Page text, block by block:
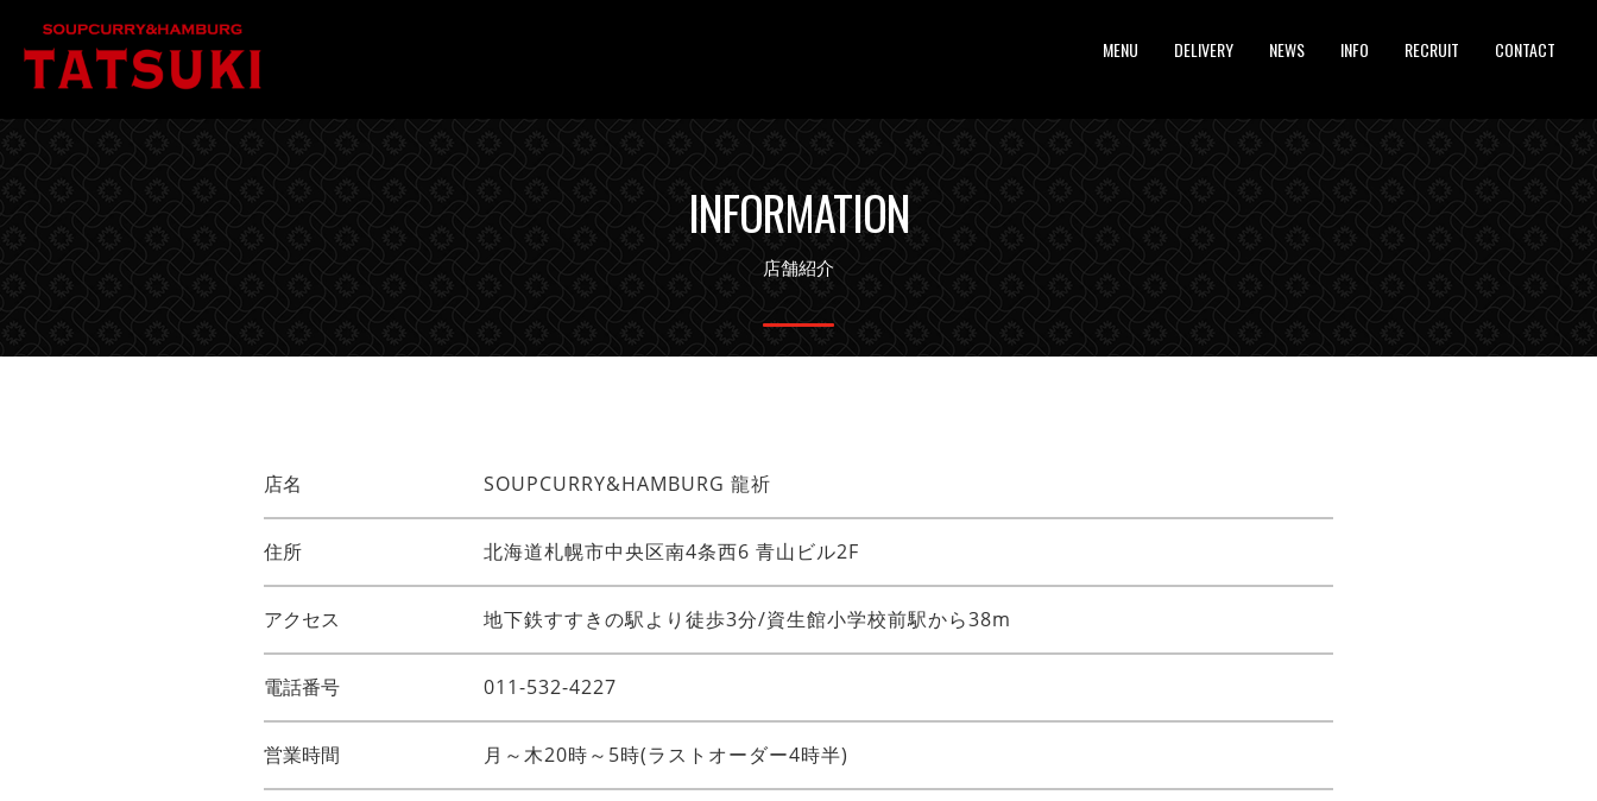
MENU DELIVERY NEWS INFO RECRUIT CONTACT
INFORMATION
店舗紹介
店名 SOUPCURRY&HAMBURG 龍祈
住所 北海道札幌市中央区南4条西6 青山ビル2F
アクセス 地下鉄すすきの駅より徒歩3分/資生館小学校前駅から38m
電話番号 011-532-4227
営業時間 月～木20時～5時(ラストオーダー4時半)